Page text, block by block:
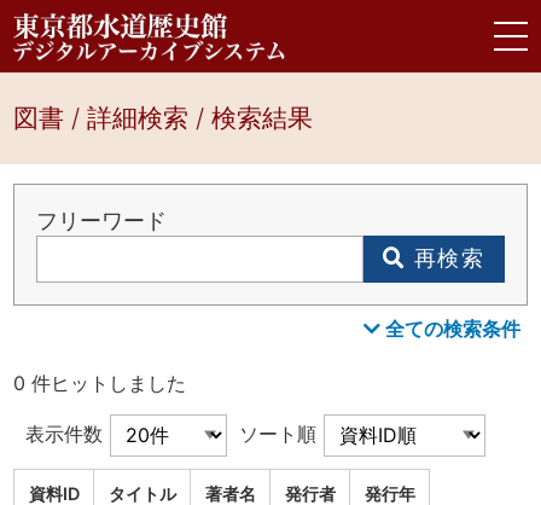
図書 / 詳細検索 / 検索結果
フリーワード
再検索
全ての検索条件
0 件ヒットしました
表示件数 ソート順
資料ID タイトル 著者名 発行者 発行年